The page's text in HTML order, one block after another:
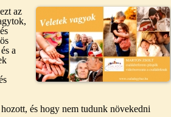
az
a
és hogy nem tudunk növekedni